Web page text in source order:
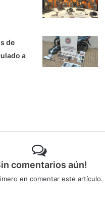
de
a
comentarios aún!
en comentar este artículo.